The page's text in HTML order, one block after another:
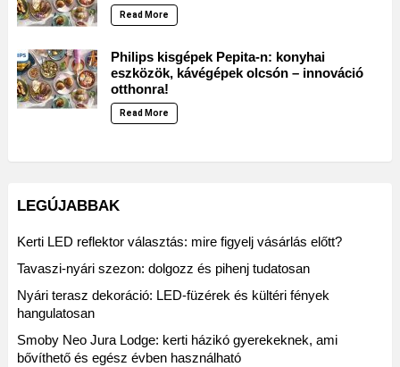
Read More
Philips kisgépek Pepita-n: konyhai
eszközök, kávégépek olcsón – innováció
otthonra!
Read More
LEGÚJABBAK
Kerti LED reflektor választás: mire figyelj vásárlás előtt?
Tavaszi-nyári szezon: dolgozz és pihenj tudatosan
Nyári terasz dekoráció: LED-füzérek és kültéri fények
hangulatosan
Smoby Neo Jura Lodge: kerti házikó gyerekeknek, ami
bővíthető és egész évben használható